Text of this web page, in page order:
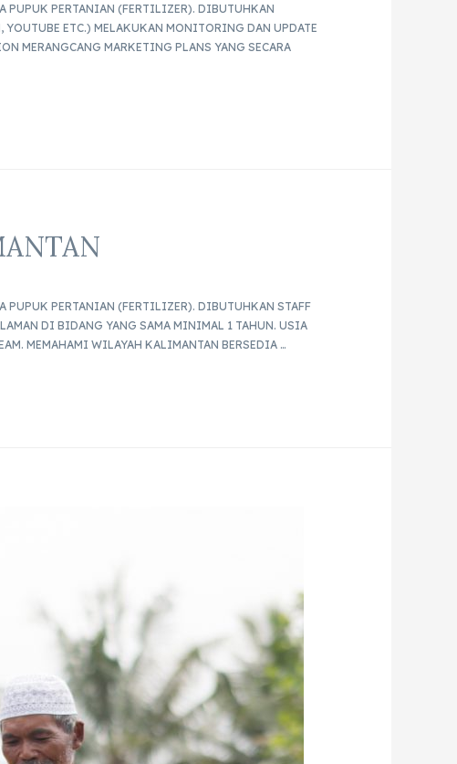
PUPUK PERTANIAN (FERTILIZER). DIBUTUHKAN
ETC.) MELAKUKAN MONITORING DAN UPDATE
MERANGCANG MARKETING PLANS YANG SECARA
PUPUK PERTANIAN (FERTILIZER). DIBUTUHKAN STAFF
DI BIDANG YANG SAMA MINIMAL 1 TAHUN. USIA
MEMAHAMI WILAYAH KALIMANTAN BERSEDIA …